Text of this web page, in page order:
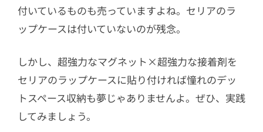
付いているものも売っていますよね。セリアのラ
ップケースは付いていないのが残念。
しかし、超強力なマグネット×超強力な接着剤を
セリアのラップケースに貼り付ければ憧れのデッ
トスペース収納も夢じゃありませんよ。ぜひ、実践
してみましょう。